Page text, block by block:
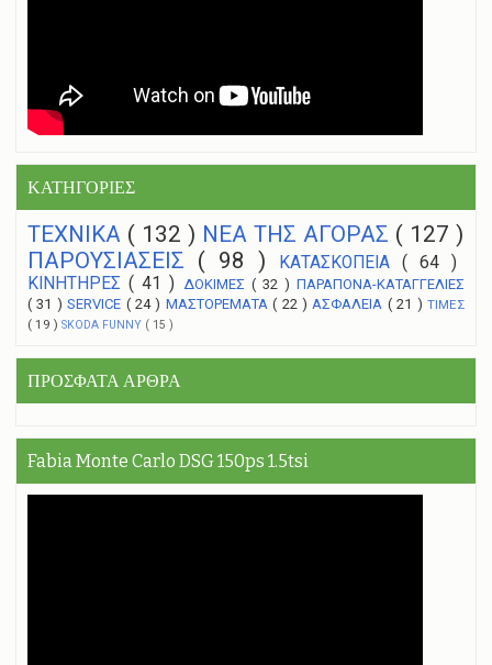
ΚΑΤΗΓΟΡΙΕΣ
ΤΕΧΝΙΚΑ ( 132 ) NEA THΣ ΑΓΟΡΑΣ ( 127 )
ΠΑΡΟΥΣΙΑΣΕΙΣ ( 98 ) ΚΑΤΑΣΚΟΠΕΙΑ ( 64 )
ΚΙΝΗΤΗΡΕΣ( 41 ) ΔΟΚΙΜΕΣ ( 32 ) ΠΑΡΑΠΟΝΑ-ΚΑΤΑΓΓΕΛΙΕΣ
( 31 )SERVICE ( 24 ) ΜΑΣΤΟΡΕΜΑΤΑ( 22 )ΑΣΦΑΛΕΙΑ ( 21 )ΤΙΜΕΣ
( 19 ) SKODA FUNNY ( 15 )
ΠΡΟΣΦΑΤΑ ΑΡΘΡΑ
Fabia Monte Carlo DSG 150ps 1.5tsi